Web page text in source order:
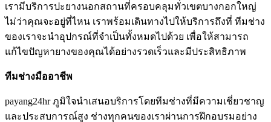
เรามีบริการปะยางนอกสถานที่ครอบคลุมทั่วเขตบางกอกใหญ่
ไม่ว่าคุณจะอยู่ที่ไหน เราพร้อมเดินทางไปให้บริการถึงที่ ทีมช่าง
ของเราจะนำอุปกรณ์ที่จำเป็นทั้งหมดไปด้วย เพื่อให้สามารถ
แก้ไขปัญหายางของคุณได้อย่างรวดเร็วและมีประสิทธิภาพ
ทีมช่างมืออาชีพ
payang24hr ภูมิใจนำเสนอบริการโดยทีมช่างที่มีความเชี่ยวชาญ
และประสบการณ์สูง ช่างทุกคนของเราผ่านการฝึกอบรมอย่าง